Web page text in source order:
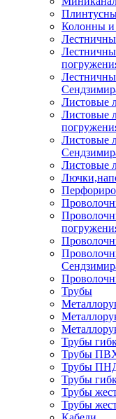
Колонны и
Листовые
Листовые
Листовые
Листовые
Трубы
Трубы
Трубы
Трубы
Трубы
Трубы
Трубы